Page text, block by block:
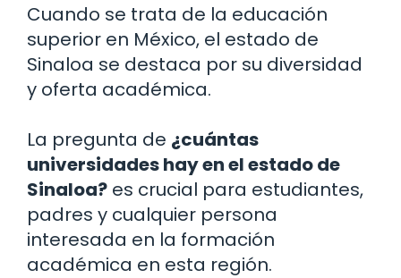
Cuando se trata de la educación
superior en México, el estado de
Sinaloa se destaca por su diversidad
y oferta académica.
La pregunta de ¿cuántas
universidades hay en el estado de
Sinaloa? es crucial para estudiantes,
padres y cualquier persona
interesada en la formación
académica en esta región.